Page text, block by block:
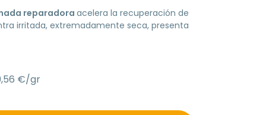
reparadoraacelera la recuperación de
irritada, extremadamente seca, presenta
€/gr